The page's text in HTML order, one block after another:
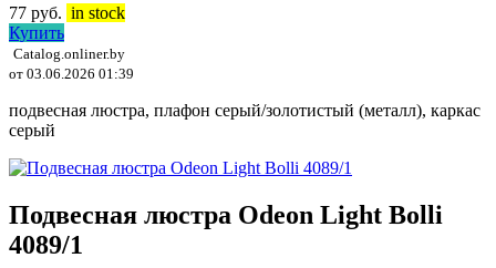
77 руб. in stock
Купить
Catalog.onliner.by
от 03.06.2026 01:39
подвесная люстра, плафон серый/золотистый (металл), каркас
серый
Подвесная люстра Odeon Light Bolli
4089/1